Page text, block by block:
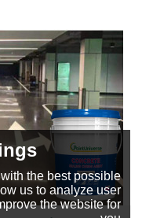
the best possible
us to analyze user
the website for